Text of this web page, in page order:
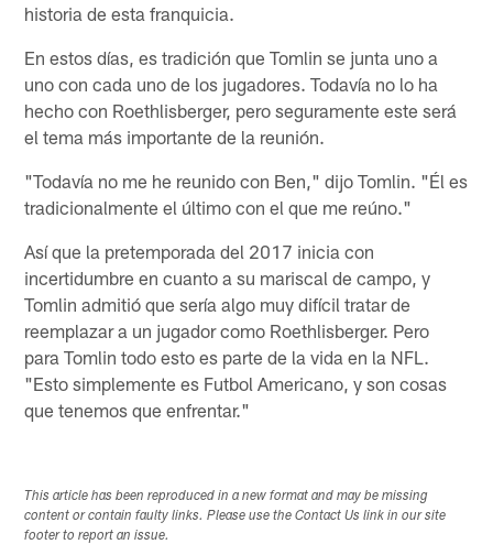
historia de esta franquicia.
En estos días, es tradición que Tomlin se junta uno a
uno con cada uno de los jugadores. Todavía no lo ha
hecho con Roethlisberger, pero seguramente este será
el tema más importante de la reunión.
"Todavía no me he reunido con Ben," dijo Tomlin. "Él es
tradicionalmente el último con el que me reúno."
Así que la pretemporada del 2017 inicia con
incertidumbre en cuanto a su mariscal de campo, y
Tomlin admitió que sería algo muy difícil tratar de
reemplazar a un jugador como Roethlisberger. Pero
para Tomlin todo esto es parte de la vida en la NFL.
"Esto simplemente es Futbol Americano, y son cosas
que tenemos que enfrentar."
This article has been reproduced in a new format and may be missing
content or contain faulty links. Please use the Contact Us link in our site
footer to report an issue.